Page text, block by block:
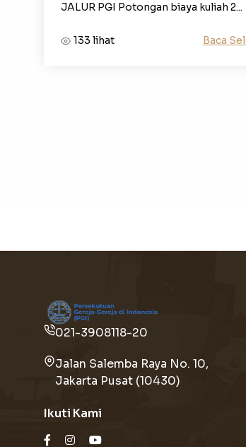
JALUR PGI Potongan biaya kuliah 2...
133 lihat Baca
021-3908118-20
Jalan Salemba Raya No. 10,
Jakarta Pusat (10430)
Ikuti Kami